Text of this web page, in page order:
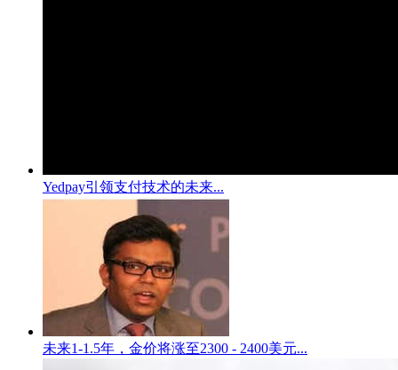
Yedpay引领支付技术的未来...
未来1-1.5年，金价将涨至2300 - 2400美元...